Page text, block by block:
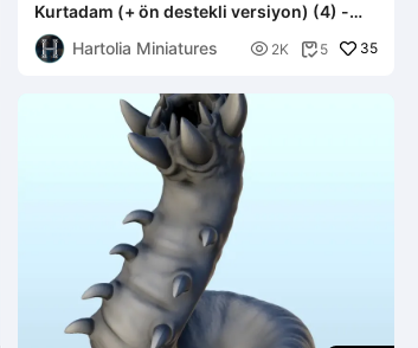
Kurtadam (+ ön destekli versiyon) (4) -
minyatür warhamme
Hartolia Miniatures
 2K  5 35